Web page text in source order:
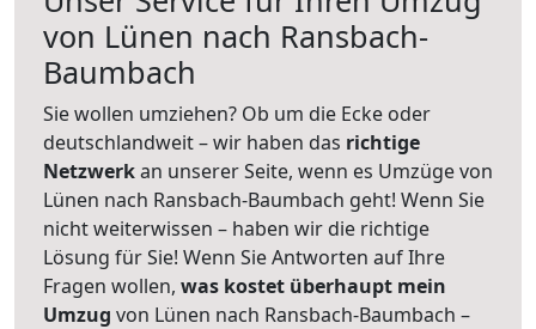
von Lünen nach Ransbach-
Baumbach
Sie wollen umziehen? Ob um die Ecke oder
deutschlandweit – wir haben das richtige
Netzwerkan unserer Seite, wenn es Umzüge von
Lünen nach Ransbach-Baumbach geht! Wenn Sie
nicht weiterwissen – haben wir die richtige
Lösung für Sie! Wenn Sie Antworten auf Ihre
Fragen wollen, was kostet überhaupt mein
Umzug von Lünen nach Ransbach-Baumbach –